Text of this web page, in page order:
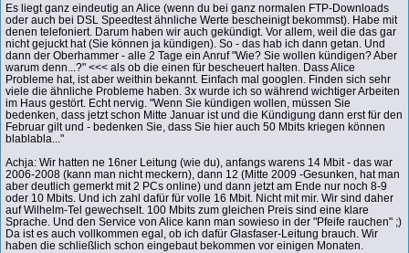
Es liegt ganz eindeutig an Alice (wenn du bei ganz normalen FTP-Downloads
oder auch bei DSL Speedtest ähnliche Werte bescheinigt bekommst). Habe mit
denen telefoniert. Darum haben wir auch gekündigt. Vor allem, weil die das gar
nicht gejuckt hat (Sie können ja kündigen). So - das hab ich dann getan. Und
dann der Oberhammer - alle 2 Tage ein Anruf "Wie? Sie wollen kündigen? Aber
warum denn...?" <<< als ob die einen für bescheuert halten. Dass Alice
Probleme hat, ist aber weithin bekannt. Einfach mal googlen. Finden sich sehr
viele die ähnliche Probleme haben. 3x wurde ich so während wichtiger Arbeiten
im Haus gestört. Echt nervig. "Wenn Sie kündigen wollen, müssen Sie
bedenken, dass jetzt schon Mitte Januar ist und die Kündigung dann erst für den
Februar gilt und - bedenken Sie, dass Sie hier auch 50 Mbits kriegen können
blablabla..."
Achja: Wir hatten ne 16ner Leitung (wie du), anfangs warens 14 Mbit - das war
2006-2008 (kann man nicht meckern), dann 12 (Mitte 2009 -Gesunken, hat man
aber deutlich gemerkt mit 2 PCs online) und dann jetzt am Ende nur noch 8-9
oder 10 Mbits. Und ich zahl dafür für volle 16 Mbit. Nicht mit mir. Wir sind daher
auf Wilhelm-Tel gewechselt. 100 Mbits zum gleichen Preis sind eine klare
Sprache. Und den Service von Alice kann man sowieso in der "Pfeife rauchen" ;)
Da ist es auch vollkommen egal, ob ich dafür Glasfaser-Leitung brauch. Wir
haben die schließlich schon eingebaut bekommen vor einigen Monaten.